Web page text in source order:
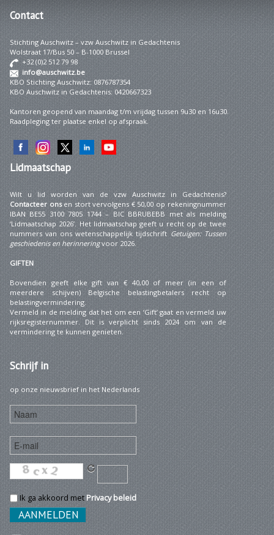
Contact
Stichting Auschwitz – vzw Auschwitz in Gedachtenis
Wolstraat 17/Bus 50 – B-1000 Brussel
+32 (0)2 512 79 98
info@auschwitz.be
KBO Stichting Auschwitz: 0876787354
KBO Auschwitz in Gedachtenis: 0420667323
Kantoren geopend van maandag t/m vrijdag tussen 9u30 en 16u30.
Raadpleging ter plaatse enkel op afspraak.
Lidmaatschap
Wilt u lid worden van de vzw Auschwitz in Gedachtenis?
Contacteer onsen stort vervolgens € 50,00 op rekeningnummer
IBAN BE55 3100 7805 1744 – BIC BBRUBEBB met als melding
‘Lidmaatschap 2026’. Het lidmaatschap geeft u recht op de twee
nummers van ons wetenschappelijk tijdschrift Getuigen: Tussen
geschiedenis en herinneringvoor 2026.
GIFTEN
Bovendien geeft elke gift van € 40,00 of meer (in een of
meerdere schijven) Belgische belastingbetalers recht op
belastingvermindering.
Vermeld in de melding dat het om een ‘Gift’ gaat en vermeld uw
rijksregisternummer. Dit is verplicht sinds 2024 om van de
vermindering te kunnen genieten.
Schrijfin
op onze nieuwsbrief in het Nederlands
Ik ga akkoord metPrivacy beleid